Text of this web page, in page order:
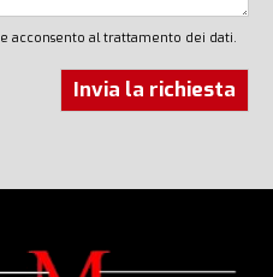
e acconsento al trattamento dei dati.